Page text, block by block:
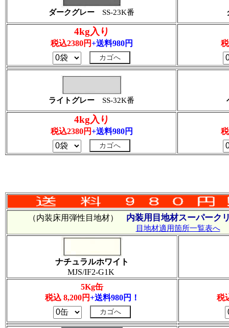
ダークグレー SS-23K番
4kg入り
税込2380円+送料980円
ライトグレー SS-32K番
4kg入り
税込2380円+送料980円
（内装床用弾性目地材） 内装用目地材スーパーク
目地材適用箇所一覧表へ
ナチュラルホワイト
MJS/IF2-G1K
5Kg缶
税込 8,200円+送料980円！ 税